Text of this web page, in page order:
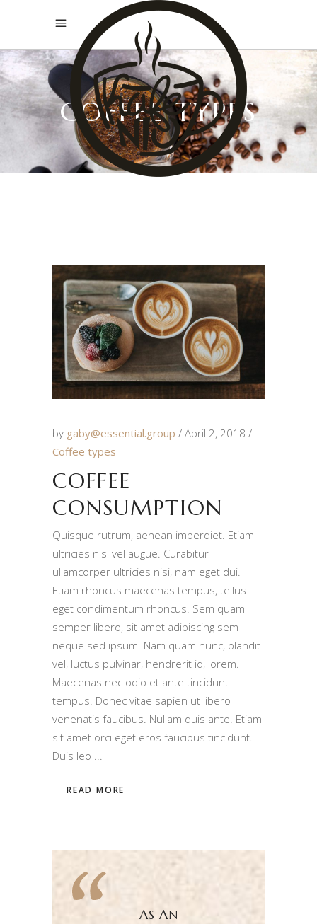
COFFEE TYPES
by gaby@essential.group
April 2, 2018
Coffee types
COFFEE
CONSUMPTION
Quisque rutrum, aenean imperdiet. Etiam
ultricies nisi vel augue. Curabitur
ullamcorper ultricies nisi, nam eget dui.
Etiam rhoncus maecenas tempus, tellus
eget condimentum rhoncus. Sem quam
semper libero, sit amet adipiscing sem
neque sed ipsum. Nam quam nunc, blandit
vel, luctus pulvinar, hendrerit id, lorem.
Maecenas nec odio et ante tincidunt
tempus. Donec vitae sapien ut libero
venenatis faucibus. Nullam quis ante. Etiam
sit amet orci eget eros faucibus tincidunt.
Duis leo
READ MORE
AS AN